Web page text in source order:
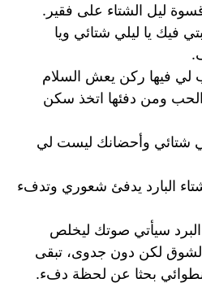
ليل الشتاء على فقير.
فيك يا ليلي شتائي ويا
لي فيها ركن يعش السلام
الحب ومن دفئها اتخذ سكن
شتائي وأحضانك ليست لي
البارد يدفئ شعوري وتدفء
سيأتي صوتك ليخلص
لكن دون جدوى، تبقى
بحثا عن لحظة دفء.